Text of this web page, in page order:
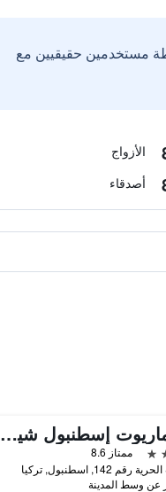
مستخدمين حقيقيين مع
الأزواج
أصدقاء
فندق ماريوت إسطنبول شيشلي
ممتاز 8.6
اسطنبول, تركيا